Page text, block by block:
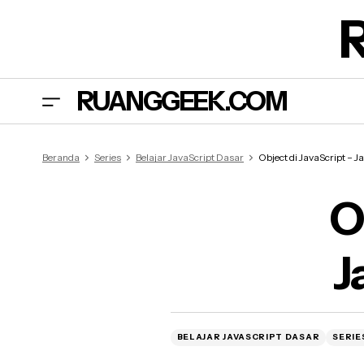
RUANGGEEK.COM
Beranda Series Belajar JavaScript Dasar Object di JavaScript –
BELAJAR JAVASCRIPT DASAR